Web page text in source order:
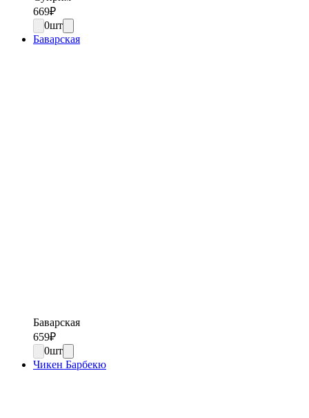
669₽
0шт
Баварская
Баварская
659₽
0шт
Чикен Барбекю